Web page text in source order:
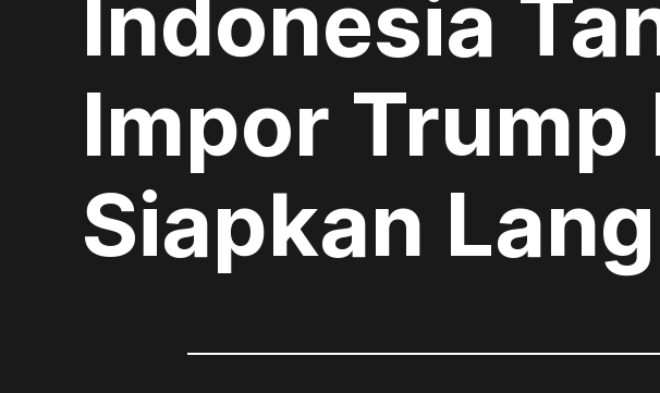
Indonesia
Impor Trump
Siapkan